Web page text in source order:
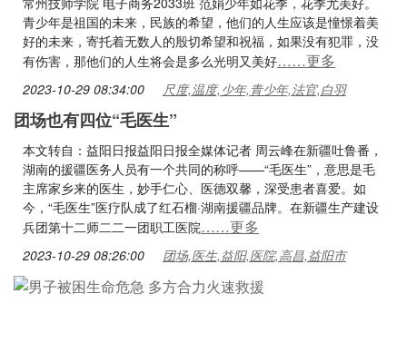
青少年是祖国的未来，民族的希望，他们的人生应该是憧憬着美
好的未来，寄托着无数人的殷切希望和祝福，如果没有犯罪，没
有伤害，那他们的人生将会是多么光明又美好……更多
2023-10-29 08:34:00 尺度,温度,少年,青少年,法官,白羽
团场也有四位“毛医生”
本文转自：益阳日报益阳日报全媒体记者 周云峰在新疆吐鲁番，
湖南的援疆医务人员有一个共同的称呼——“毛医生”，意思是毛
主席家乡来的医生，妙手仁心、医德双馨，深受患者喜爱。如
今，“毛医生”医疗队成了红石榴·湖南援疆品牌。在新疆生产建设
兵团第十二师二二一团职工医院……更多
2023-10-29 08:26:00 团场,医生,益阳,医院,高昌,益阳市